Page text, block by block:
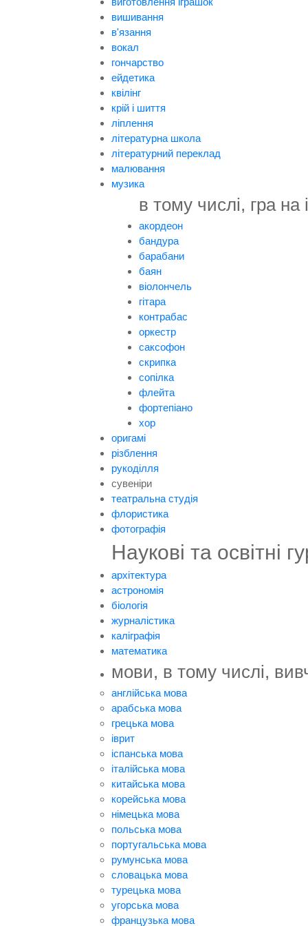
вишивання
в'язання
вокал
гончарство
ейдетика
квілінг
крій і шиття
ліплення
літературна школа
літературний переклад
малювання
музика
в тому числі, гра на
акордеон
бандура
барабани
баян
віолончель
гітара
контрабас
оркестр
саксофон
скрипка
сопілка
флейта
фортепіано
хор
оригамі
різблення
рукоділля
сувеніри
театральна студія
флористика
фотографія
Наукові та освітні
архітектура
астрономія
біологія
журналістика
каліграфія
математика
мови, в тому числі,
англійська мова
арабська мова
грецька мова
іврит
іспанська мова
італійська мова
китайська мова
корейська мова
німецька мова
польська мова
португальська мова
румунська мова
словацька мова
турецька мова
угорська мова
французька мова